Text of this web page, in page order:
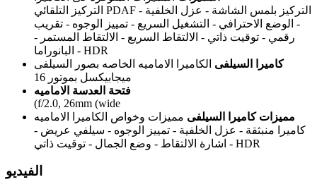
التركيز التلقائي PDAF - التركيز بلمس الشاشة - عزل الخلفية
- الوضع الاحترافي - التشغيل السريع - تمييز الوجوه - تقريب
رقمي - توقيت ذاتي - الالتقاط السريع - الالتقاط المستمر -
البانوراما - HDR
كاميرا السيلفى الكاميرا الاماميه الخاصه بصور السيلفى
16 ميجابيكسل بموتور
فتحة العدسة الاماميه
(f/2.0, 26mm (wide
مميزات كاميرا السيلفى مميزات وخواص الكاميرا الاماميه
كاميرا منبثقة - عزل الخلفية - تمييز الوجوه - سيلفي عريض -
اشارة الالتقاط - وضع الجمال - توقيت ذاتي - HDR
الفيديو